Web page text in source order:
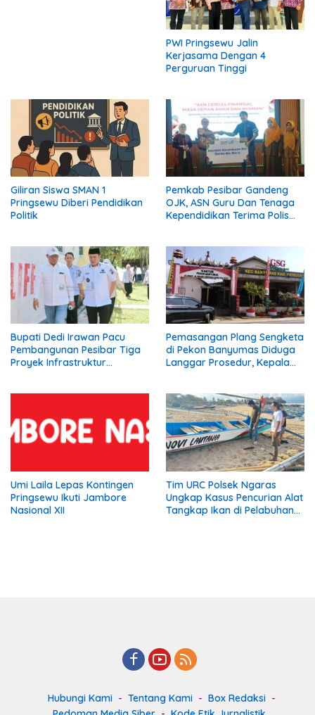
PWI Pringsewu Jalin
Kerjasama Dengan 4
Perguruan Tinggi
Giliran Siswa SMAN 1
Pringsewu Diberi Pendidikan
Politik
Pemkab Pesibar Gandeng
OJK, ASN Guru Dan Tenaga
Kependidikan Terima Polis
Bupati Dedi Irawan Pacu
Pembangunan Pesibar Tiga
Proyek Infrastruktur
Pemasangan Plang Sengketa
di Pekon Banyumas Diduga
Langgar Prosedur, Kepala
Umi Laila Lepas Kontingen
Pringsewu Ikuti Jambore
Nasional XII
Tim URC Polsek Ngaras
Ungkap Kasus Pencurian Alat
Tangkap Ikan di Pelabuhan
Hubungi Kami Tentang Kami
Box Redaksi